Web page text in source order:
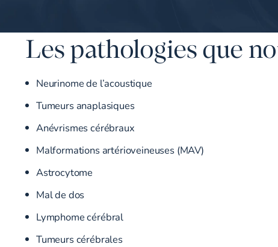
Les pathologies que
Neurinome de l’acoustique
Tumeurs anaplasiques
Anévrismes cérébraux
Malformations artérioveineuses (MAV)
Astrocytome
Mal de dos
Lymphome cérébral
Tumeurs cérébrales